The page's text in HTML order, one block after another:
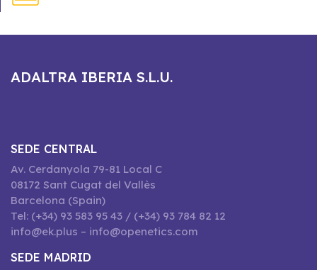
ADALTRA IBERIA S.L.U.
SEDE CENTRAL
Av. Cerdanyola 79-81 Local C
08172 Sant Cugat del Vallès
Barcelona (Spain)
Tel: (+34) 93 583 95 43 / (+34) 93 784 82 12
info@ek.plus – info@openetics.com
SEDE MADRID